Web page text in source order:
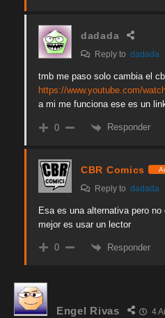
dadada
Reply to dadada
tmb me paso solo cambia el
https://www.youtube.com/
a mi me funciona ese es un
0 Responder
CBR Comics
Reply to dadada
Esa es una alternativa pero
mejor es usar un lector
0 Responder
Engel Rivas 4